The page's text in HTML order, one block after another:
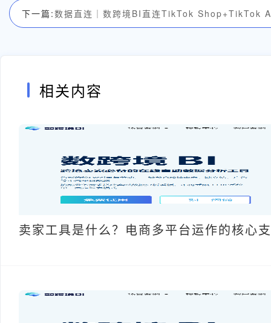
下一篇:数据直连｜数跨境BI直连TikTok Shop+TikTok
相关内容
卖家工具是什么？电商多平台运作的核心